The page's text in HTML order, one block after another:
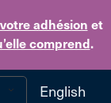
adhésion et
comprend.
main content
English